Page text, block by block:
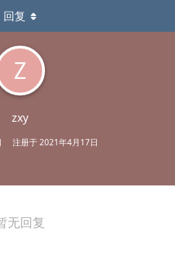
Z
zxy
注册于2021年4月17日
回复
无回复